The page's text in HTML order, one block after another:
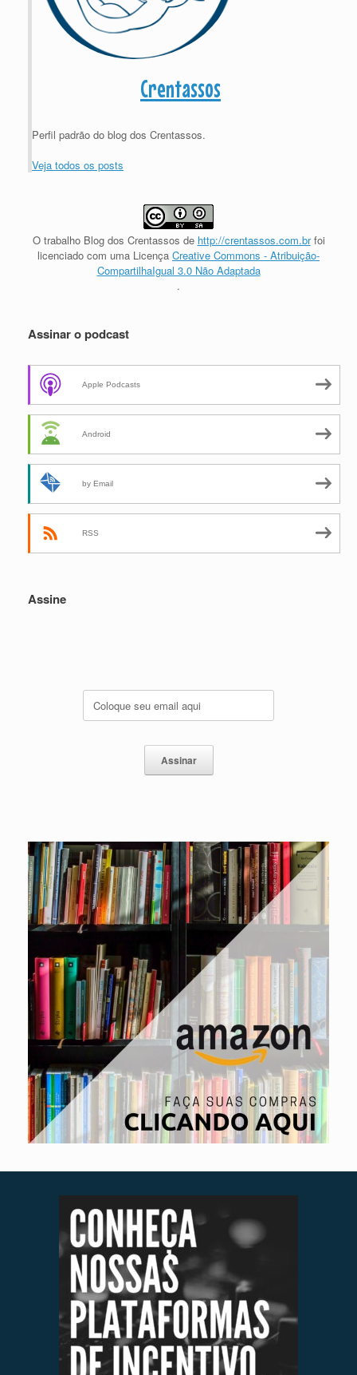
Crentassos
Perfil padrão do blog dos Crentassos.
Veja todos os posts
O trabalho Blog dos Crentassos de http://crentassos.com.brfoi
licenciado com uma Licença Creative Commons - Atribuição-
CompartilhaIgual 3.0 Não Adaptada
.
Assinar o podcast
Apple Podcasts
Android
by Email
RSS
Assine